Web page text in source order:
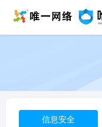
信息安全